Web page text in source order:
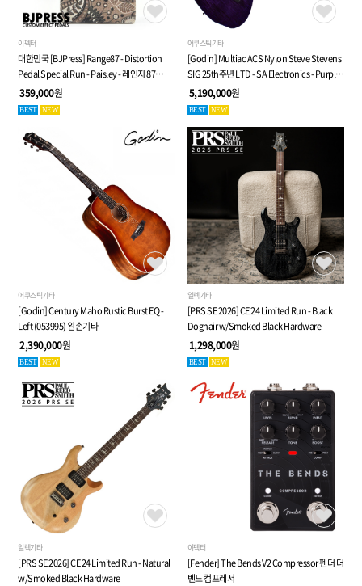
이펙터
대한민국 [BJPress] Range87 - Distortion
Pedal Special Run - Paisley - 레인지 87
디스토션 페달
359,000원
BEST NEW
어쿠스틱기타
[Godin] Multiac ACS Nylon Steve Stevens
SIG 25th주년 LTD - SA Electronics - Purple -
전자 클래식 기타 (053940)
5,190,000원
BEST NEW
어쿠스틱기타
[Godin] Century Maho Rustic Burst EQ -
Left (053995) 왼손기타
2,390,000원
BEST NEW
일렉기타
[PRS SE 2026] CE 24 Limited Run - Black
Doghair w/Smoked Black Hardware
1,298,000원
BEST NEW
일렉기타
[PRS SE 2026] CE 24 Limited Run - Natural
w/Smoked Black Hardware
이펙터
[Fender] The Bends V2 Compressor 펜더 더
벤드 컴프레서